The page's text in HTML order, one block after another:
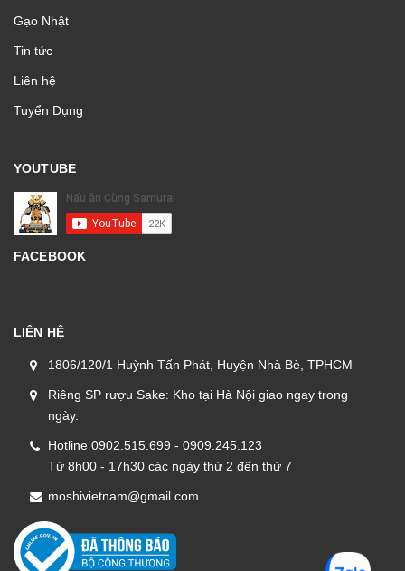
Gạo Nhật
Tin tức
Liên hệ
Tuyển Dụng
YOUTUBE
FACEBOOK
LIÊN HỆ
1806/120/1 Huỳnh Tấn Phát, Huyện Nhà Bè, TPHCM
Riêng SP rượu Sake: Kho tại Hà Nội giao ngay trong
ngày.
Hotline 0902.515.699 - 0909.245.123
Từ 8h00 - 17h30 các ngày thứ 2 đến thứ 7
moshivietnam@gmail.com